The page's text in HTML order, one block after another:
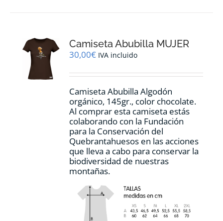
se
pueden
en
página
de
producto
Camiseta Abubilla MUJER
30,00€ IVA incluido
Camiseta Abubilla Algodón
orgánico, 145gr., color chocolate.
Al comprar esta camiseta estás
colaborando con la Fundación
para la Conservación del
Quebrantahuesos en las acciones
que lleva a cabo para conservar la
biodiversidad de nuestras
montañas.